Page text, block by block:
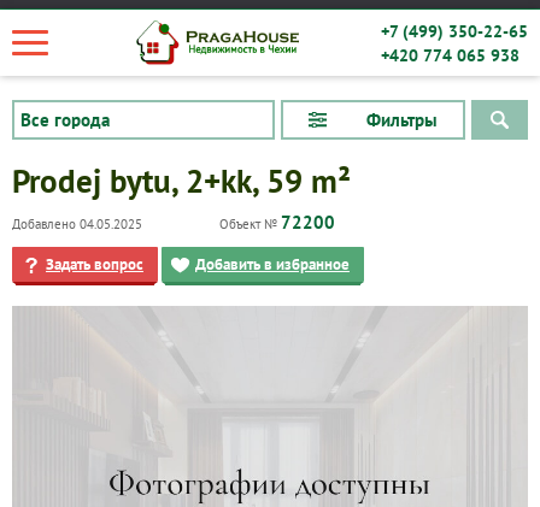
+7 (499) 350-22-65
+420 774 065 938
Фильтры
Prodej bytu, 2+kk, 59 m²
Добавлено 04.05.2025 Объект № 72200
Задать вопрос Добавить в избранное